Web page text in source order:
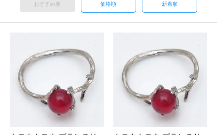
おすすめ順 価格順 新着順